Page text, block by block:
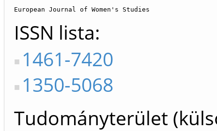
European Journal of Women's Studies
ISSN lista
1461-7420
1350-5068
Tudományterület